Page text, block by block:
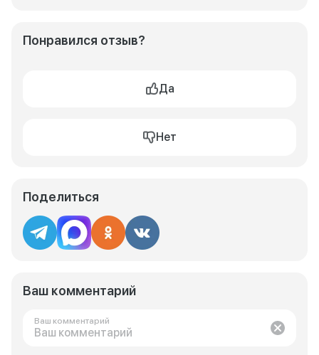
Понравился отзыв?
Да
Нет
Поделиться
Ваш комментарий
Ваш комментарий